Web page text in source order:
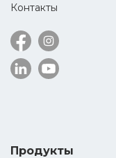
Контакты
Продукты